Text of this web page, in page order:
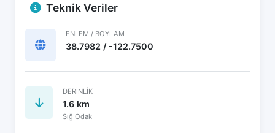
Teknik Veriler
ENLEM / BOYLAM
38.7982 / -122.7500
DERINLIK
1.6 km
Sığ Odak